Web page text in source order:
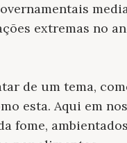
extremas no
de um tema,
esta. Aqui em
fome,